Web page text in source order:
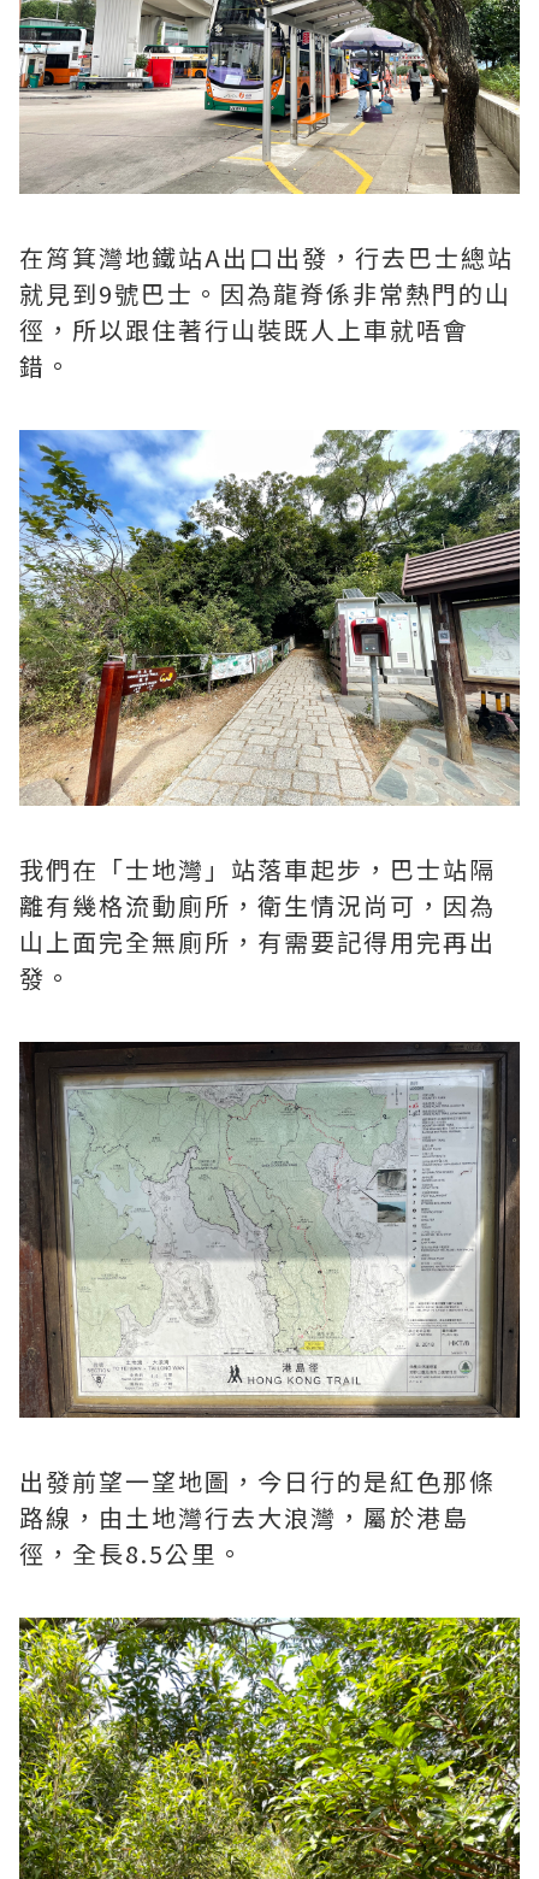
在筲箕灣地鐵站A出口出發，行去巴士總站
就見到9號巴士。因為龍脊係非常熱門的山
徑，所以跟住著行山裝既人上車就唔會
錯。
我們在「士地灣」站落車起步，巴士站隔
離有幾格流動廁所，衛生情況尚可，因為
山上面完全無廁所，有需要記得用完再出
發。
出發前望一望地圖，今日行的是紅色那條
路線，由土地灣行去大浪灣，屬於港島
徑，全長8.5公里。